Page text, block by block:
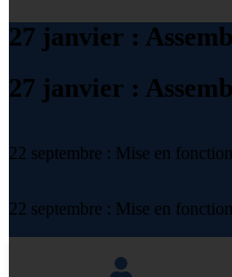
27 janvier :
27 janvier :
22 septembre : Mise en
22 septembre : Mise en